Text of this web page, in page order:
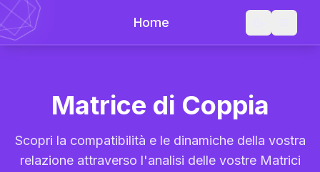
Home
Matrice di Coppia
Scopri la compatibilità e le dinamiche della vostra
relazione attraverso l'analisi delle vostre Matrici